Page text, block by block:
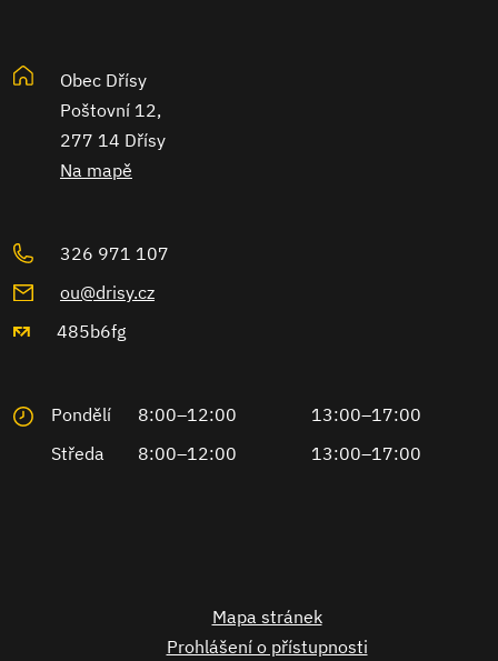
Obec Dřísy
Poštovní 12,
277 14 Dřísy
Na mapě
326 971 107
ou@drisy.cz
485b6fg
Pondělí 8:00–12:00
13:00–17:00
Středa
8:00–12:00 13:00–17:00
Mapa stránek
Prohlášení o přístupnosti